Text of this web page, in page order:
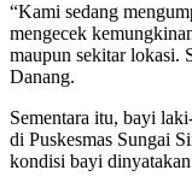
“Kami sedang
mengecek
maupun sekitar lokasi.
Danang.
Sementara itu, bayi
di Puskesmas Sungai
kondisi bayi